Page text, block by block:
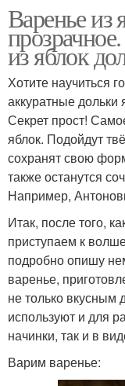
Варенье из
из яблок
Хотите научиться
аккуратные дольки
Секрет прост!
яблок. Подойдут
сохранят свою
также останутся
Например,
Итак, после того,
приступаем к
подробно опишу
варенье,
не только вкусным
используют и для
начинки, так и в
Варим варенье: